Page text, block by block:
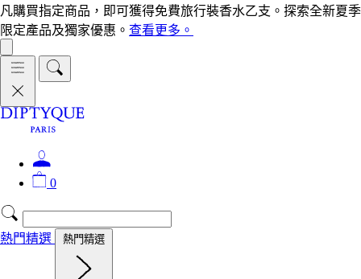
凡購買指定商品，即可獲得免費旅行裝香水乙支。探索全新夏季
限定產品及獨家優惠。 查看更多。
0
熱門精選 熱門精選